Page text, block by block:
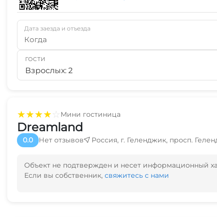
★★★★☆Мини гостиница
Dreamland
0.0 Нет отзывов Россия, г. Геленджик, просп.
Объект не подтвержден и несет информационный
Если вы собственник, свяжитесь с нами
Дата заезда и отъезда
Когда
ГОСТИ
Взрослых: 2